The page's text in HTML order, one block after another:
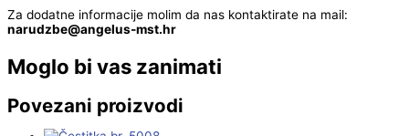
Za dodatne informacije molim da nas kontaktirate na mail:
rh.tsm-sulegna
@ebzduran
Moglo bi vas zanimati
Povezani proizvodi